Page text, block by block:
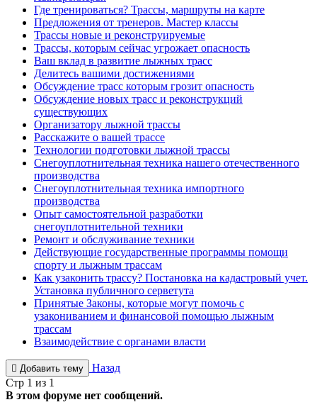
Где тренироваться? Трассы, маршруты на карте
Предложения от тренеров. Мастер классы
Трассы новые и реконструируемые
Трассы, которым сейчас угрожает опасность
Ваш вклад в развитие лыжных трасс
Делитесь вашими достижениями
Обсуждение трасс которым грозит опасность
Обсуждение новых трасс и реконструкций
существующих
Организатору лыжной трассы
Расскажите о вашей трассе
Технологии подготовки лыжной трассы
Снегоуплотнительная техника нашего отечественного
производства
Снегоуплотнительная техника импортного
производства
Опыт самостоятельной разработки
снегоуплотнительной техники
Ремонт и обслуживание техники
Действующие государственные программы помощи
спорту и лыжным трассам
Как узаконить трассу? Постановка на кадастровый учет.
Установка публичного серветута
Принятые Законы, которые могут помочь с
узакониванием и финансовой помощью лыжным
трассам
Взаимодействие с органами власти
Добавить тему
Назад
Стр 1 из 1
В этом форуме нет сообщений.